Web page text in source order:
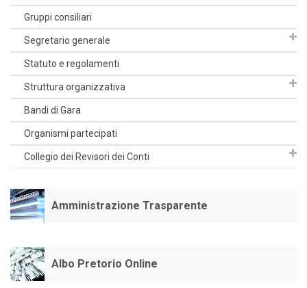
Gruppi consiliari
Segretario generale
Statuto e regolamenti
Struttura organizzativa
Bandi di Gara
Organismi partecipati
Collegio dei Revisori dei Conti
Amministrazione Trasparente
Albo Pretorio Online